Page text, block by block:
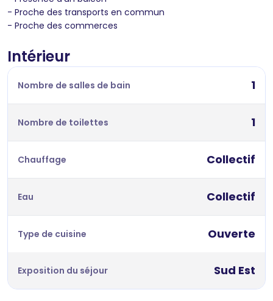
- Proche des transports en commun
- Proche des commerces
Intérieur
Nombre de salles de bain 1
Nombre de toilettes 1
Chauffage Collectif
Eau Collectif
Type de cuisine Ouverte
Exposition du séjour Sud Est